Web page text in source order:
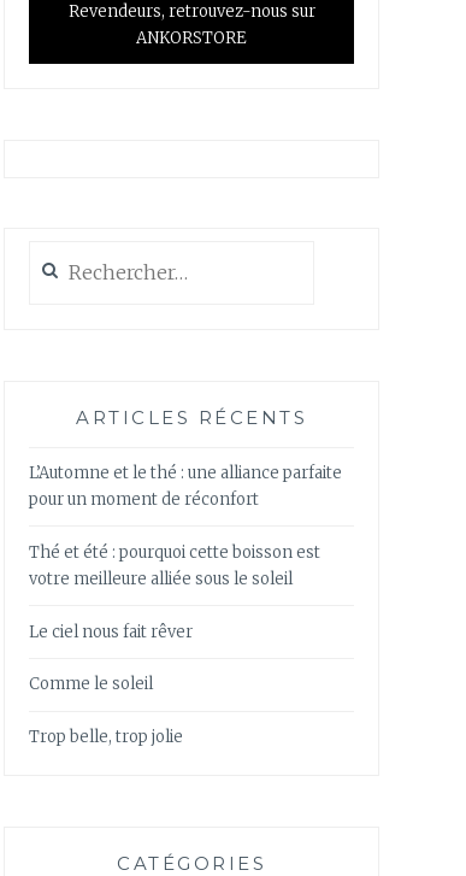
Revendeurs, retrouvez-nous sur
ANKORSTORE
ARTICLES RÉCENTS
L’Automne et le thé : une alliance parfaite
pour un moment de réconfort
Thé et été : pourquoi cette boisson est
votre meilleure alliée sous le soleil
Le ciel nous fait rêver
Comme le soleil
Trop belle, trop jolie
CATÉGORIES